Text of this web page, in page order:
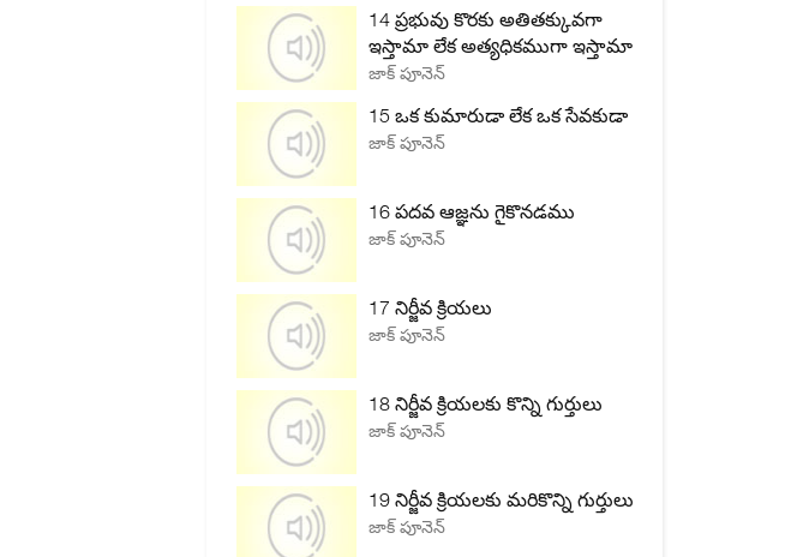
14 ప్రభువు కొరకు అతితక్కువగా
ఇస్తామా లేక అత్యధికముగా ఇస్తామా
జాక్ పూనెన్
15 ఒక కుమారుడా లేక ఒక సేవకుడా
జాక్ పూనెన్
16 పదవ ఆజ్ఞను గైకొనడము
జాక్ పూనెన్
17 నిర్జీవ క్రియలు
జాక్ పూనెన్
18 నిర్జీవ క్రియలకు కొన్ని గుర్తులు
జాక్ పూనెన్
19 నిర్జీవ క్రియలకు మరికొన్ని గుర్తులు
జాక్ పూనెన్